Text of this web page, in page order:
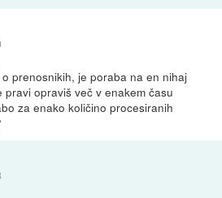
prenosnikih, je poraba na en nihaj
pravi opraviš več v enakem času
za enako količino procesiranih